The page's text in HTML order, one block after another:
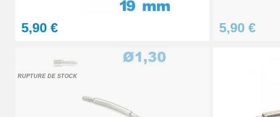
5,90 € 5,90 €
RUPTURE DE STOCK